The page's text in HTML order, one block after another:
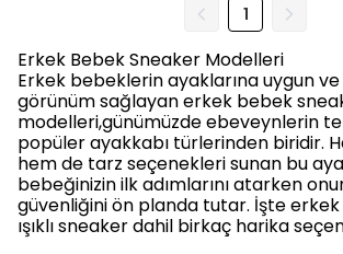
1
Erkek Bebek Sneaker Modelleri
Erkek bebeklerin ayaklarına uygun ve
görünüm sağlayan erkek bebek
modelleri,günümüzde ebeveynlerin
popüler ayakkabı türlerinden biridir.
hem de tarz seçenekleri sunan bu
bebeğinizin ilk adımlarını atarken
güvenliğini ön planda tutar. İşte
ışıklı sneaker dahil birkaç harika